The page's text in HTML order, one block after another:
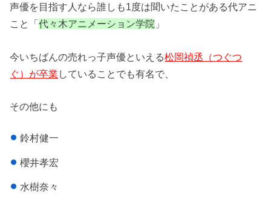
声優を目指す人なら誰しも1度は聞いたことがある代アニ
こと「代々木アニメーション学院 」
今いちばんの売れっ子声優といえる松岡禎丞（つぐつ
ぐ）が卒業 していることでも有名で、
その他にも
鈴村健一
櫻井孝宏
水樹奈々